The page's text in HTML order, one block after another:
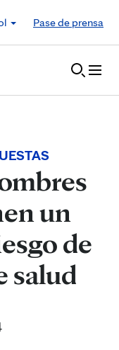
Pase de prensa
un
de
salud